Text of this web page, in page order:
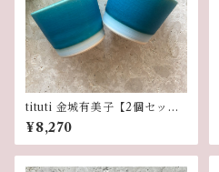
tituti 金城有美子【2個セッ
ト】miniカップ サンゴブル
ー
¥8,270